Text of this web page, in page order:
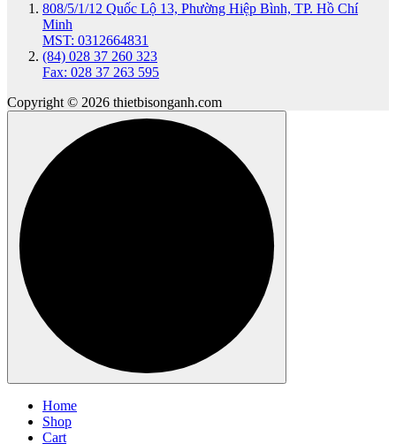
808/5/1/12 Quốc Lộ 13, Phường Hiệp Bình, TP. Hồ Chí
Minh
MST: 0312664831
(84) 028 37 260 323
Fax: 028 37 263 595
Copyright © 2026 thietbisonganh.com
Home
Shop
Cart